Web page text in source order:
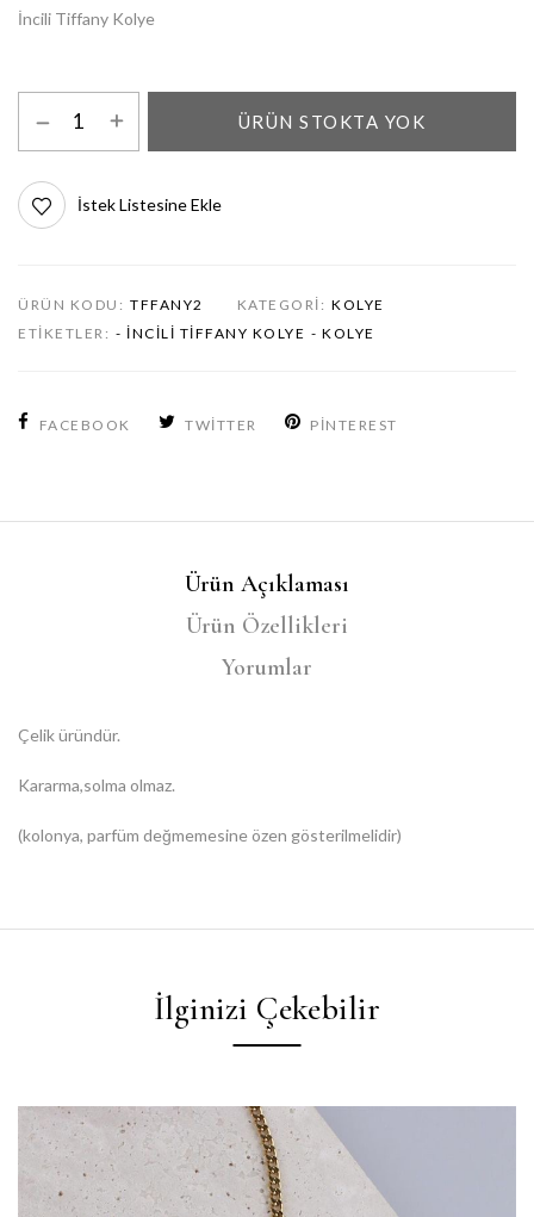
İncili Tiffany Kolye
ÜRÜN STOKTA YOK
İstek Listesine Ekle
ÜRÜN KODU: TFFANY2 KATEGORI: KOLYE
ETIKETLER: - İNCILI TIFFANY KOLYE - KOLYE
FACEBOOK TWITTER PINTEREST
Ürün Açıklaması
Ürün Özellikleri
Yorumlar
Çelik üründür.
Kararma,solma olmaz.
(kolonya, parfüm değmemesine özen gösterilmelidir)
İlginizi Çekebilir